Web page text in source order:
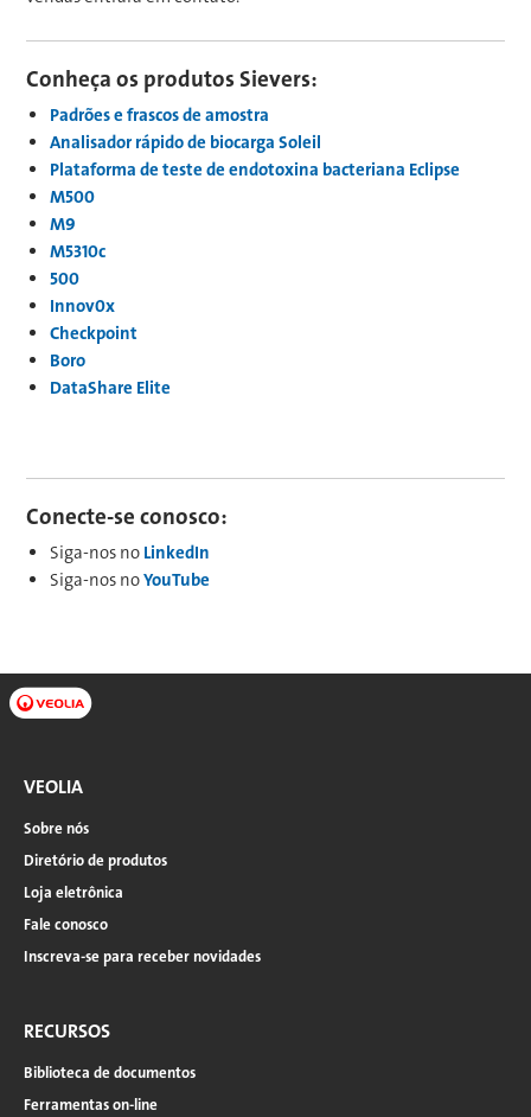
Conheça os produtos Sievers:
Padrões e frascos de amostra
Analisador rápido de biocarga Soleil
Plataforma de teste de endotoxina bacteriana Eclipse
M500
M9
M5310c
500
Innov0x
Checkpoint
Boro
DataShare Elite
Conecte-se conosco:
Siga-nos no LinkedIn
Siga-nos noYouTube
VEOLIA
Sobre nós
Diretório de produtos
Loja eletrônica
Fale conosco
Inscreva-se para receber novidades
RECURSOS
Biblioteca de documentos
Ferramentas on-line